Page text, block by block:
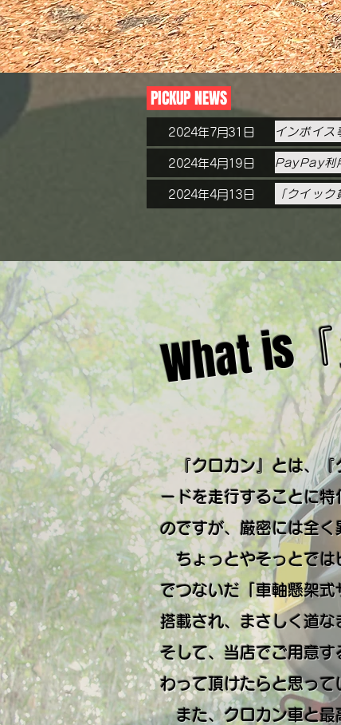
​
What is『
『クロカン』とは、『
ードを走行することに
のですが、厳密には全く
ちょっとやそっとでは
でつないだ「車軸懸架
搭載され、まさしく道な
そして、当店でご用意
わって頂けたらと思って
また、クロカン車と最
PICKUP NEWS
2024年7月31日 インボイス
2024年4月19日 PayPay利
2024年4月13日 「クイッ